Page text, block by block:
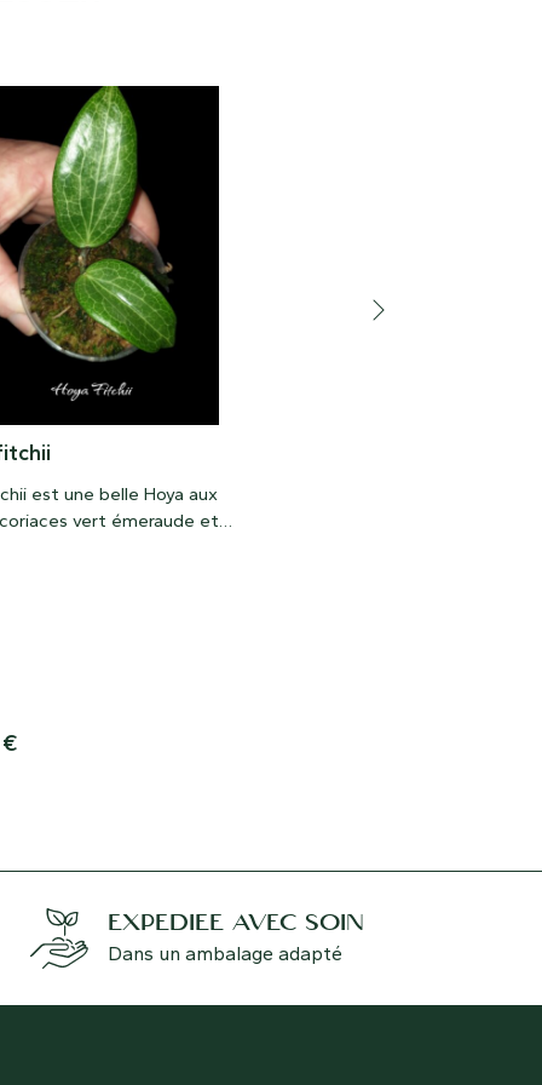
est une belle Hoya aux
vert émeraude et
€
EXPÉDIÉE AVEC SOIN
Dans un ambalage adapté